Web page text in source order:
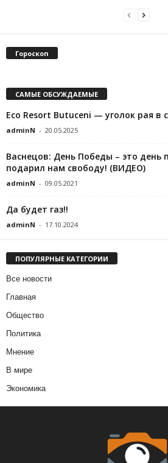
Гороскоп
САМЫЕ ОБСУЖДАЕМЫЕ
Eco Resort Butuceni — уголок рая
adminN - 20.05.2025
Васнецов: День Победы – это день
подарил нам свободу! (ВИДЕО)
adminN - 09.05.2021
Да будет газ!!
adminN - 17.10.2024
ПОПУЛЯРНЫЕ КАТЕГОРИИ
Все новости
Главная
Общество
Политика
Мнение
В мире
Экономика